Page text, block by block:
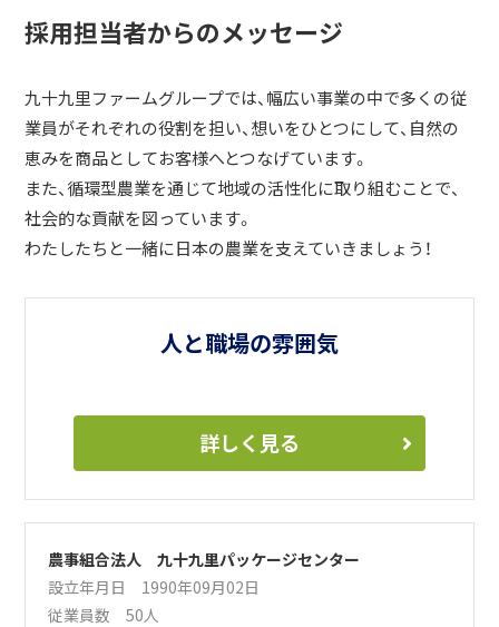
採用担当者からのメッセージ
九十九里ファームグループでは、幅広い事業の中で多くの従
業員がそれぞれの役割を担い、想いをひとつにして、自然の
恵みを商品としてお客様へとつなげています。
また、循環型農業を通じて地域の活性化に取り組むことで、
社会的な貢献を図っています。
わたしたちと一緒に日本の農業を支えていきましょう！
人と職場の雰囲気
詳しく見る
農事組合法人 九十九里パッケージセンター
設立年月日 1990年09月02日
従業員数 50人